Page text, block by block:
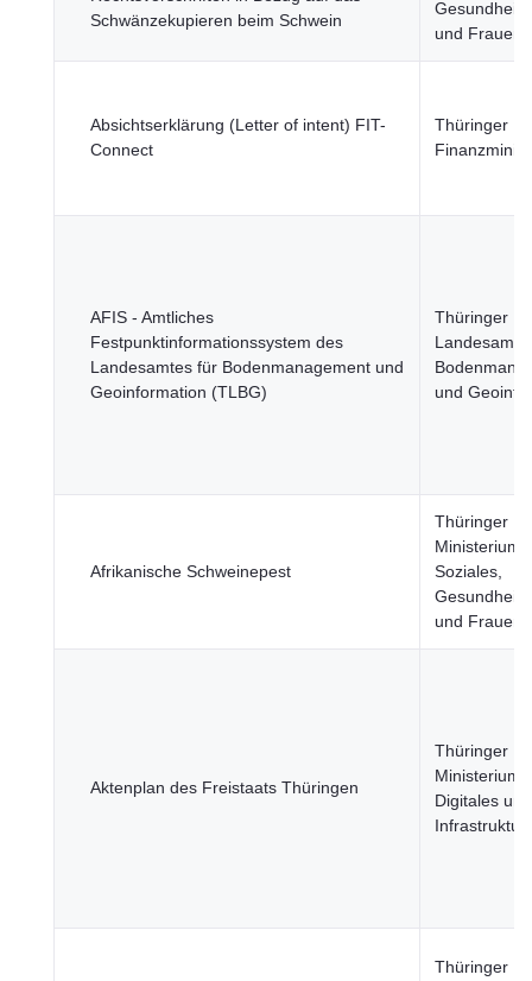
Schwänzekupieren beim Schwein
Gesundheit,
und Frauen
Absichtserklärung (Letter of intent) FIT-
Connect
Thüringer
AFIS - Amtliches
Festpunktinformationssystem des
Landesamtes für Bodenmanagement und
Geoinformation (TLBG)
Thüringer
Landesamt
und
Afrikanische Schweinepest
Thüringer
Ministerium
Soziales,
Gesundheit,
und Frauen
Aktenplan des Freistaats Thüringen
Thüringer
Ministerium
Digitales und
Infrastruktur
Thüringer